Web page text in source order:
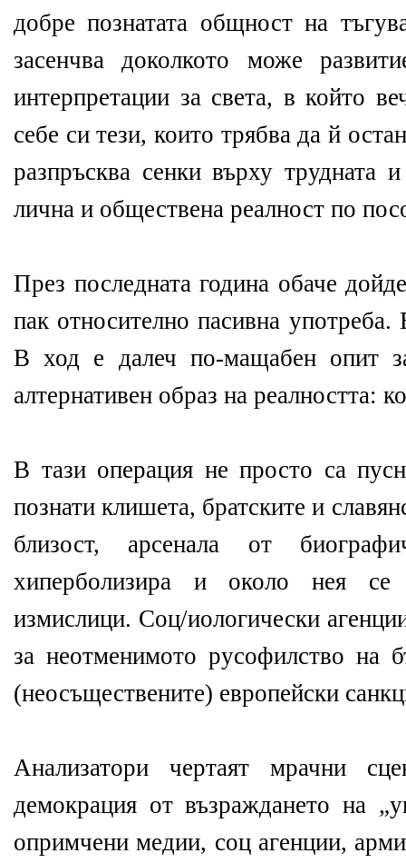
добре познатата общност на
засенчва доколкото може
интерпретации за света, в който
себе си тези, които трябва да й
разпръсква сенки върху трудната
лична и обществена реалност по
През последната година обаче
пак относително пасивна употреба.
В ход е далеч по-мащабен опит
алтернативен образ на реалността:
В тази операция не просто са
познати клишета, братските и
близост, арсенала от
хиперболизира и около нея се
измислици. Соц/иологически
за неотменимото русофилство на
(неосъществените) европейски
Анализатори чертаят мрачни
демокрация от възраждането на
опримчени медии, соц агенции,